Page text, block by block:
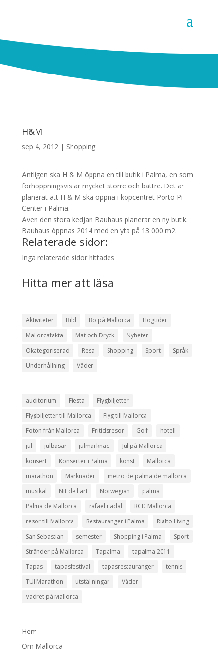
H&M
sep 4, 2012| Shopping
Äntligen ska H & M öppna en till butik i Palma, en som
förhoppningsvis är mycket större och bättre. Det är
planerat att H & M ska öppna i köpcentret Porto Pi
Center i Palma.
Även den stora kedjan Bauhaus planerar en ny butik.
Bauhaus öppnas 2014 med en yta på 13 000 m2.
Relaterade sidor:
Inga relaterade sidor hittades
Hitta mer att läsa
Aktiviteter Bild Bo på Mallorca
Högtider
Mallorcafakta
Mat och Dryck
Nyheter
Okategoriserad
Resa Shopping Sport
Språk
Underhållning
Väder
auditorium Fiesta
Flygbiljetter
Flygbiljetter till Mallorca
Flyg till Mallorca
Foton från Mallorca
Fritidsresor Golf
hotell
jul
julbasar julmarknad
Jul på Mallorca
konsert
Konserter i Palma konst
Mallorca
marathon
Marknader
metro de palma de mallorca
musikal
Nit de l'art Norwegian
palma
Palma de Mallorca
rafael nadal
RCD Mallorca
resor till Mallorca
Restauranger i Palma
Rialto Living
San Sebastian
semester Shopping i Palma
Sport
Stränder på Mallorca
Tapalma
tapalma 2011
Tapas
tapasfestival tapasrestauranger
tennis
TUI Marathon
utställningar
Väder
Vädret på Mallorca
Hem
Om Mallorca